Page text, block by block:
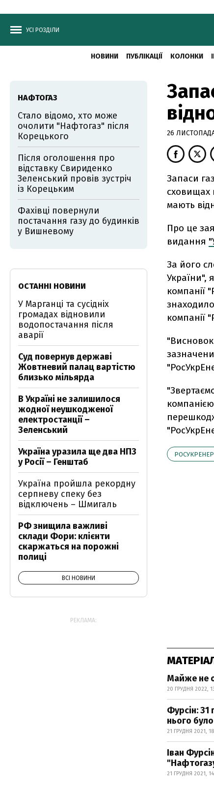
УСІ РОЗДІЛИ
НОВИНИ ПУБЛІКАЦІЇ КОЛОНКИ
26 ЛИСТОПАДА
Запаси
сховищах
мають
Про це
видання
За його
України",
компанії
компанії
Майже не
20 ГРУДНЯ 2022,
Фурсін: 31
нього
21 ГРУДНЯ 2021,
Іван
21 ГРУДНЯ 2021,
НАФТОГАЗ
Стало відомо, хто може
очолити "Нафтогаз" після
Корецького
Після оголошення про
відставку Свириденко
Зеленський провів зустріч
із Корецьким
Фахівці повернули
постачання газу до будинків
у Вишневому
ОСТАННІ НОВИНИ
У Марганці та сусідніх
громадах відновили
водопостачання після
аварії
Суд повернув державі
Жовтневий палац вартістю
близько мільярда
В Україні не залишилося
жодної неушкодженої
електростанції –
Зеленський
Україна уразила ще два НПЗ
у Росії – Генштаб
Україна пройшла рекордну
серпневу спеку без
відключень – Шмигаль
РФ знищила важливі
склади Фори: клієнти
скаржаться на порожні
полиці
ВСІ НОВИНИ
РЕКЛАМА: